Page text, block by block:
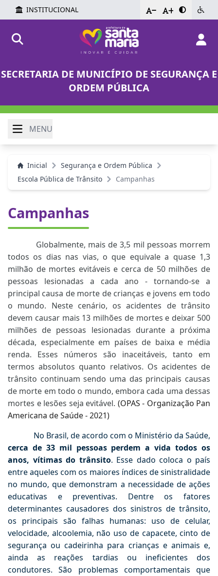
INSTITUCIONAL - +
SECRETARIA DE MUNICÍPIO DE SEGURANÇA E
ORDEM PÚBLICA
MENU
Inicial
Segurança e Ordem Pública
Escola Pública de Trânsito
Campanhas
Campanhas
Globalmente, mais de 3,5 mil pessoas morrem
todos os dias nas vias, o que equivale a quase 1,3
milhão de mortes evitáveis e cerca de 50 milhões de
pessoas lesionadas a cada ano - tornando-se a
principal causa de morte de crianças e jovens em todo
o mundo. Neste cenário, os acidentes de trânsito
devem causar mais 13 milhões de mortes e deixar 500
milhões de pessoas lesionadas durante a próxima
década, especialmente em países de baixa e média
renda. Esses números são inaceitáveis, tanto em
termos absolutos quanto relativos. Os acidentes de
trânsito continuam sendo uma das principais causas
de morte em todo o mundo, embora cada uma dessas
mortes e lesões seja evitável. (OPAS - Organização Pan
Americana de Saúde - 2021)
No Brasil, de acordo com o Ministério da Saúde,
cerca de 33 mil pessoas perdem a vida todos os
anos, vítimas do trânsito. Esse dado coloca o país
entre aqueles com os maiores índices de sinistralidade
no mundo, que demonstram a necessidade de ações
educativas e preventivas. Dentre os fatores
determinantes causadores dos sinistros de trânsito,
os principais são falhas humanas: uso de celular,
velocidade, alcoolemia, não uso de capacete, cinto de
segurança ou cadeirinha para crianças e animais e,
ainda as reações tardias ou ineficientes dos
condutores. São problemas comportamentais que